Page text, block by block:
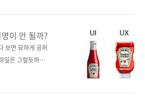
과 인터랙션에
사례를 통해 설
로세스를 따라
트(가나다순) [교
[예스이십사] [쿠
이 안 될까?
보면 묘하게 공허
일은 그럴듯하고,
래서 이 화면이